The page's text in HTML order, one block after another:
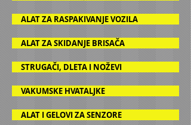
ALAT ZA RASPAKIVANJE VOZILA
ALAT ZA SKIDANJE BRISAČA
STRUGAČI, DLETA I NOŽEVI
VAKUMSKE HVATALJKE
ALAT I GELOVI ZA SENZORE